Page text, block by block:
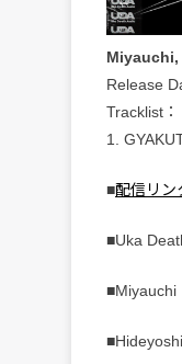
Miyauchi,
Release
Tracklist：
1.
■配信リン
■Uka
■Miyauchi
■Hideyoshi